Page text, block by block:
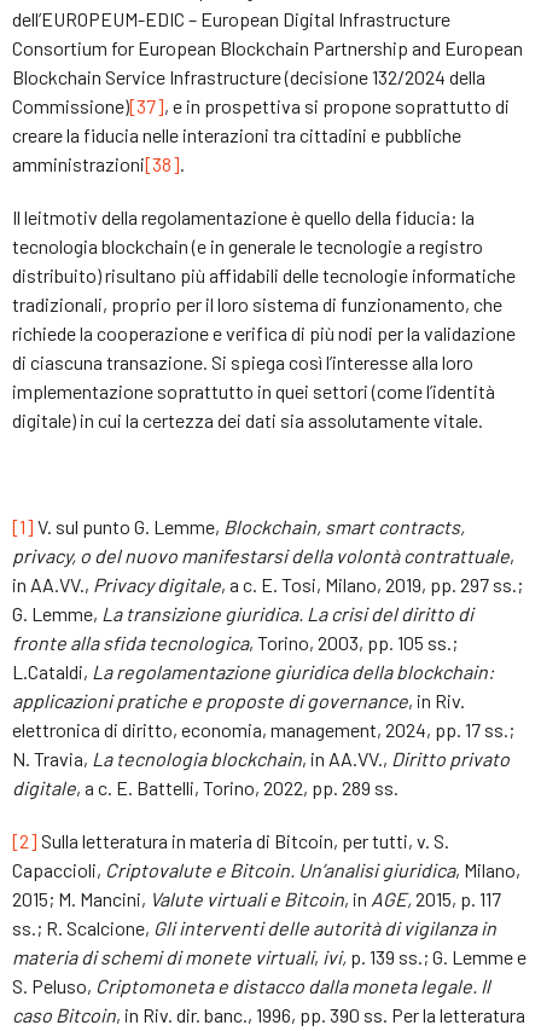
dell’EUROPEUM-EDIC – European Digital Infrastructure
Consortium for European Blockchain Partnership and European
Blockchain Service Infrastructure (decisione 132/2024 della
Commissione)[37], e in prospettiva si propone soprattutto di
creare la fiducia nelle interazioni tra cittadini e pubbliche
amministrazioni[38].
Il leitmotiv della regolamentazione è quello della fiducia: la
tecnologia blockchain (e in generale le tecnologie a registro
distribuito) risultano più affidabili delle tecnologie informatiche
tradizionali, proprio per il loro sistema di funzionamento, che
richiede la cooperazione e verifica di più nodi per la validazione
di ciascuna transazione. Si spiega così l’interesse alla loro
implementazione soprattutto in quei settori (come l’identità
digitale) in cui la certezza dei dati sia assolutamente vitale.
[1] V. sul punto G. Lemme, Blockchain, smart contracts,
privacy, o del nuovo manifestarsi della volontà contrattuale,
in AA.VV., Privacy digitale, a c. E. Tosi, Milano, 2019, pp. 297 ss.;
G. Lemme, La transizione giuridica. La crisi del diritto di
fronte alla sfida tecnologica, Torino, 2003, pp. 105 ss.;
L.Cataldi, La regolamentazione giuridica della blockchain:
applicazioni pratiche e proposte di governance, in Riv.
elettronica di diritto, economia, management, 2024, pp. 17 ss.;
N. Travia, La tecnologia blockchain, in AA.VV., Diritto privato
digitale, a c. E. Battelli, Torino, 2022, pp. 289 ss.
[2] Sulla letteratura in materia di Bitcoin, per tutti, v. S.
Capaccioli, Criptovalute e Bitcoin. Un’analisi giuridica, Milano,
2015; M. Mancini, Valute virtuali e Bitcoin, in AGE,2015, p. 117
ss.; R. Scalcione, Gli interventi delle autorità di vigilanza in
materia di schemi di monete virtuali, ivi, p. 139 ss.; G. Lemme e
S. Peluso, Criptomoneta e distacco dalla moneta legale. Il
caso Bitcoin, in Riv. dir. banc., 1996, pp. 390 ss. Per la letteratura